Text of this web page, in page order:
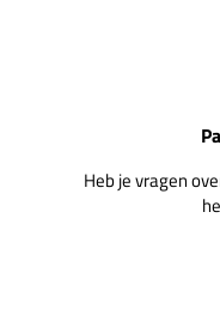
Heb je vragen